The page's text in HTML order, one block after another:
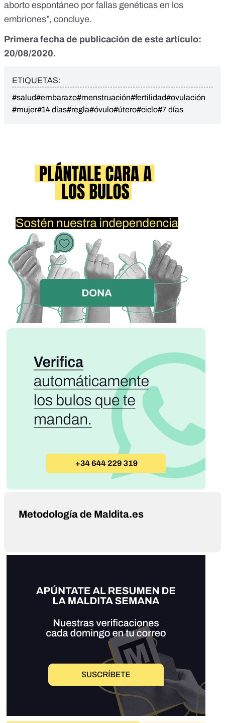
aborto espontáneo por fallas genéticas en los
embriones”, concluye.
Primera fecha de publicación de este artículo:
20/08/2020.
ETIQUETAS:
#salud#embarazo#menstruación#fertilidad#ovulación
#mujer#14 días#regla#óvulo#útero#ciclo#7 días
Metodología de Maldita.es